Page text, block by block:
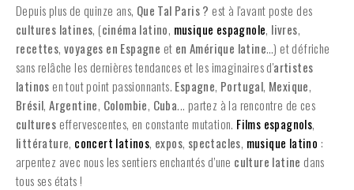
Depuis plus de quinze ans, Que Tal Paris ? est à l'avant poste des
cultures latines, (cinéma latino, musique espagnole, livres,
recettes,voyages en Espagne et en Amérique latine…) et défriche
sans relâche les dernières tendances et les imaginaires d'artistes
latinos en tout point passionnants. Espagne, Portugal, Mexique,
Brésil,Argentine, Colombie, Cuba... partez à la rencontre de ces
cultures effervescentes, en constante mutation. Films espagnols,
littérature, concert latinos, expos, spectacles, musique latino :
arpentez avec nous les sentiers enchantés d’une culture latine dans
tous ses états !